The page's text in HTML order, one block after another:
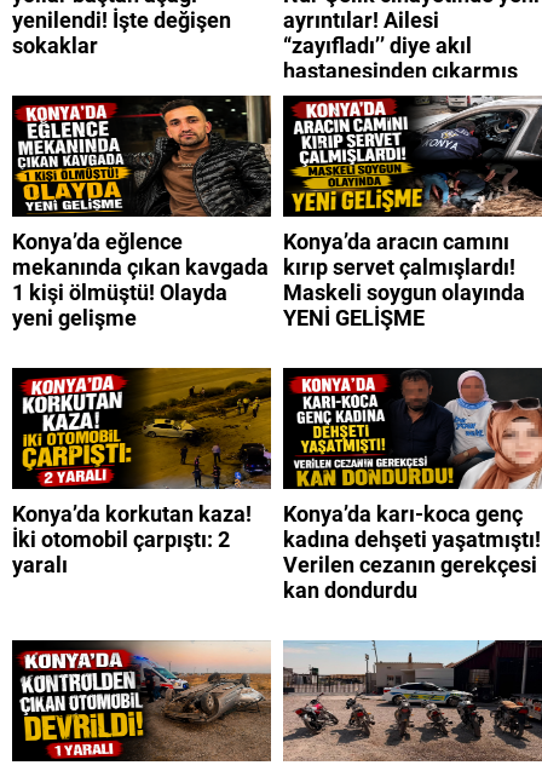
yenilendi! İşte değişen
sokaklar
ayrıntılar! Ailesi
“zayıfladı’’ diye akıl
hastanesinden çıkarmış
Konya’da eğlence
mekanında çıkan kavgada
1 kişi ölmüştü! Olayda
yeni gelişme
Konya’da aracın camını
kırıp servet çalmışlardı!
Maskeli soygun olayında
YENİ GELİŞME
Konya’da korkutan kaza!
İki otomobil çarpıştı: 2
yaralı
Konya’da karı-koca genç
kadına dehşeti yaşatmıştı!
Verilen cezanın gerekçesi
kan dondurdu